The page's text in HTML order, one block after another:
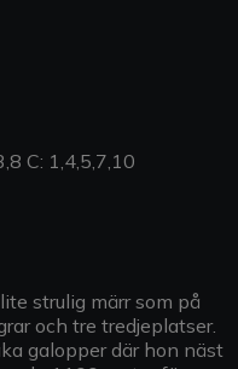
C: 1,4,5,7,10
strulig märr som på
och tre tredjeplatser.
galopper där hon näst